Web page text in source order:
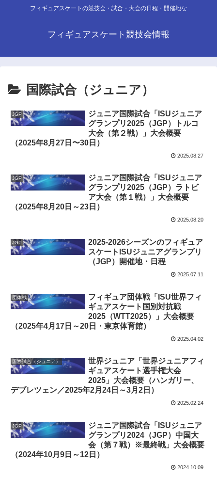
フィギュアスケートの競技会・試合・大会の日程・開催地な
フィギュアスケート競技会情報
国際試合（ジュニア）
JGP
ジュニア国際試合「ISUジュニア
グランプリ2025（JGP）トルコ
大会（第２戦）」大会概要
（2025年8月27日〜30日）
2025.08.27
JGP
ジュニア国際試合「ISUジュニア
グランプリ2025（JGP）ラトビ
ア大会（第１戦）」大会概要
（2025年8月20日～23日）
2025.08.20
JGP
2025-2026シーズンのフィギュア
スケートISUジュニアグランプリ
（JGP）開催地・日程
2025.07.11
団体戦
フィギュア団体戦「ISU世界フィ
ギュアスケート国別対抗戦
2025（WTT2025）」大会概要
（2025年4月17日～20日・東京体育館）
2025.04.02
国際試合（ジュニア）
世界ジュニア「世界ジュニアフィ
ギュアスケート選手権大会
2025」大会概要（ハンガリー、
デブレツェン／2025年2月24日～3月2日）
2025.02.24
JGP
ジュニア国際試合「ISUジュニア
グランプリ2024（JGP）中国大
会（第７戦）※最終戦」大会概要
（2024年10月9日～12日）
2024.10.09